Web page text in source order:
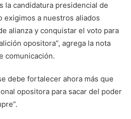
la candidatura presidencial de
exigimos a nuestros aliados
alianza y conquistar el voto para
opositora”, agrega la nota
comunicación.
debe fortalecer ahora más que
opositora para sacar del poder